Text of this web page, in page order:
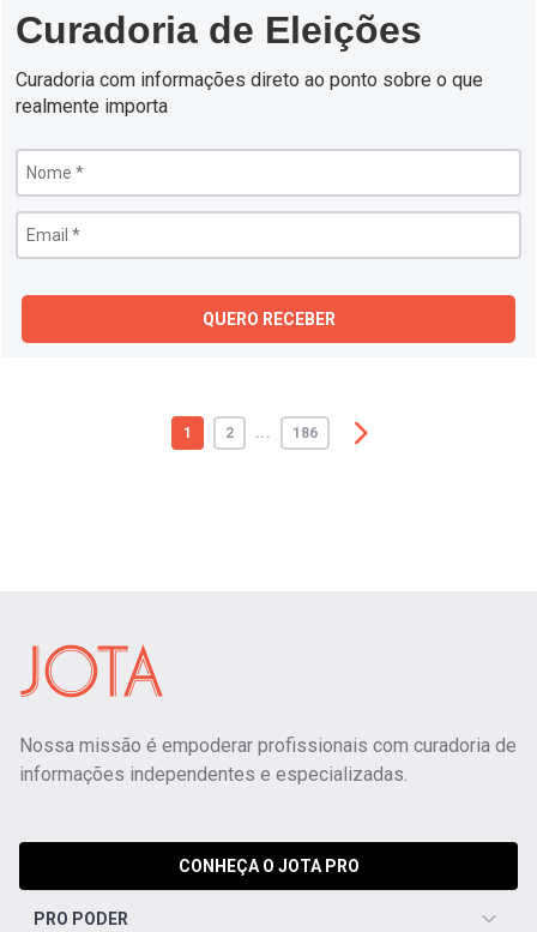
Curadoria de Eleições
Curadoria com informações direto ao ponto sobre o que
realmente importa
QUERO RECEBER
1 2 ... 186
Nossa missão é empoderar profissionais com curadoria de
informações independentes e especializadas.
CONHEÇA O JOTA PRO
PRO PODER